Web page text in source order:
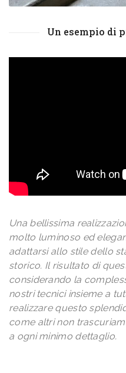
Un esempio di
Una bellissima
molto luminoso ed
adattarsi allo stile dello
storico. Il risultato di
considerando la
nostri tecnici insieme a
realizzare questo
come altri non
a ogni minimo dettaglio.